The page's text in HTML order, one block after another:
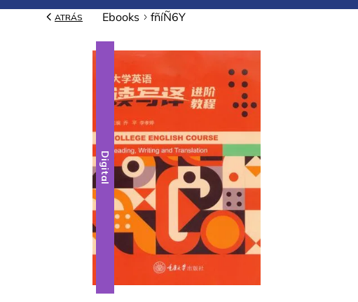
ATRÁS Ebooks fñíÑ6Y
Digital